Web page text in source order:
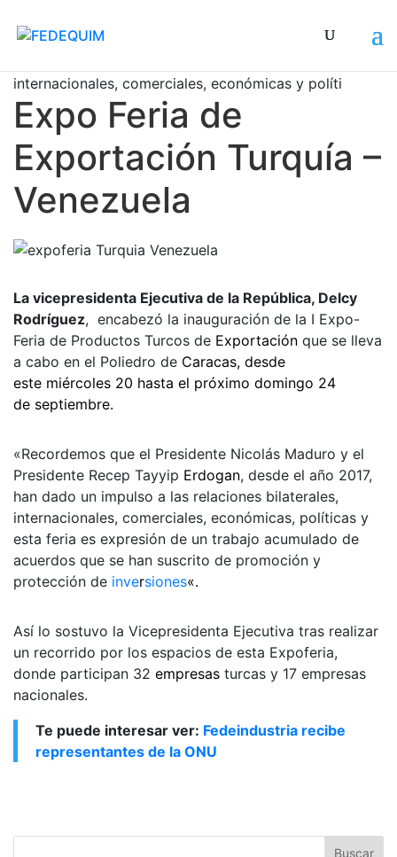
internacionales, comerciales, económicas y política
Expo Feria de
Exportación Turquía –
Venezuela
La vicepresidenta Ejecutiva de la República, Delcy
Rodríguez, encabezó la inauguración de la I Expo-
Feria de Productos Turcos de Exportación que se lleva
a cabo en el Poliedro de Caracas, desde
este miércoles 20 hasta el próximo domingo 24
de septiembre.
«Recordemos que el Presidente Nicolás Maduro y el
Presidente Recep Tayyip Erdogan, desde el año 2017,
han dado un impulso a las relaciones bilaterales,
internacionales, comerciales, económicas, políticas y
esta feria es expresión de un trabajo acumulado de
acuerdos que se han suscrito de promoción y
protección de inversiones«.
Así lo sostuvo la Vicepresidenta Ejecutiva tras realizar
un recorrido por los espacios de esta Expoferia,
donde participan 32 empresas turcas y 17 empresas
nacionales.
Te puede interesar ver: Fedeindustria recibe
representantes de la ONU